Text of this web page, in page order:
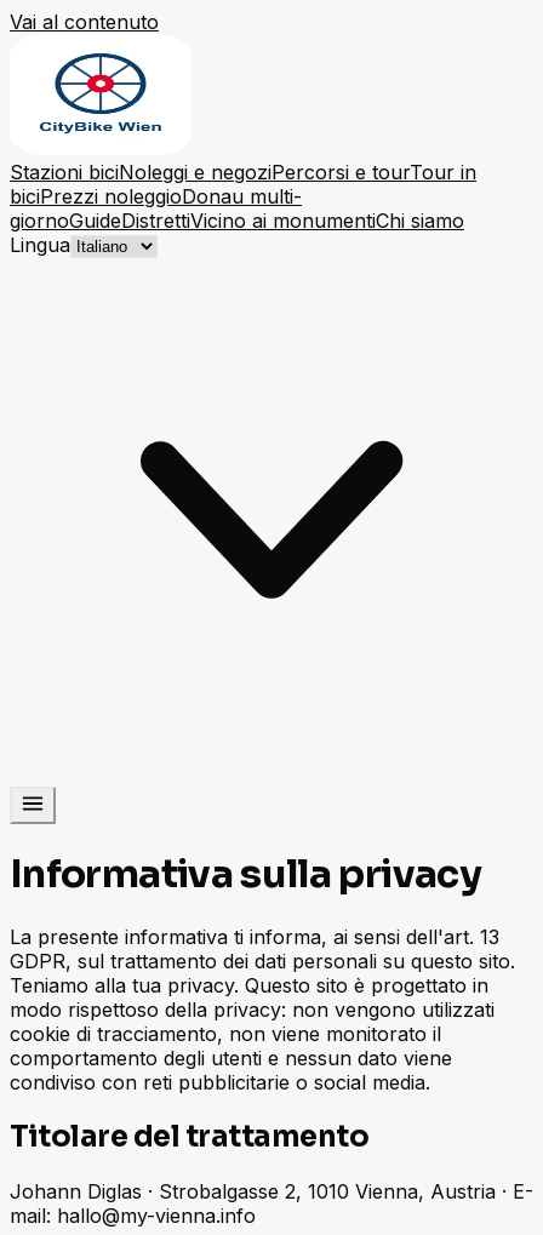
Vai al contenuto
Stazioni biciNoleggi e negoziPercorsi e tourTour in
biciPrezzi noleggioDonau multi-
giornoGuideDistrettiVicino ai monumentiChi siamo
Lingua
Informativa sulla privacy
La presente informativa ti informa, ai sensi dell'art. 13
GDPR, sul trattamento dei dati personali su questo sito.
Teniamo alla tua privacy. Questo sito è progettato in
modo rispettoso della privacy: non vengono utilizzati
cookie di tracciamento, non viene monitorato il
comportamento degli utenti e nessun dato viene
condiviso con reti pubblicitarie o social media.
Titolare del trattamento
Johann Diglas · Strobalgasse 2, 1010 Vienna, Austria · E-
mail: hallo@my-vienna.info